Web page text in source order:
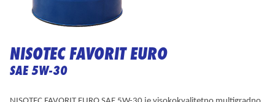
NISOTEC FAVORIT EURO
SAE 5W-30